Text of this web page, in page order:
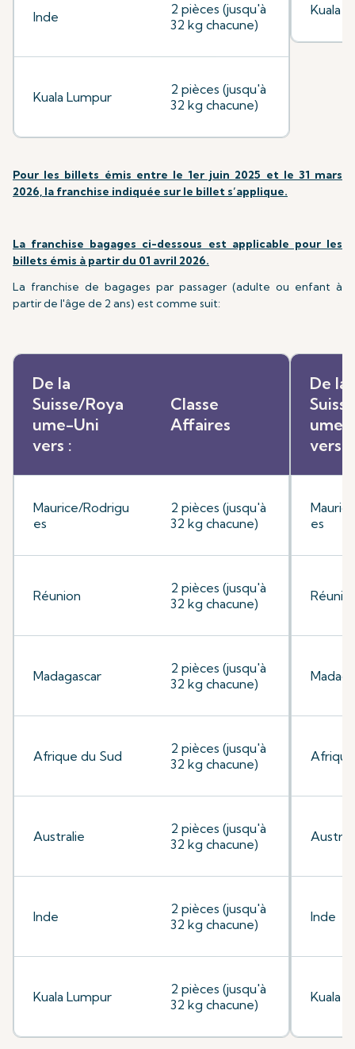
Inde
2 pièces (jusqu'à
32 kg chacune)
Kuala Lumpur
2 pièces (jusqu'à
32 kg chacune)
Kuala
Pour les billets émis entre le 1er juin 2025 et le 31 mars
2026, la franchise indiquée sur le billet s’applique.
La franchise bagages ci-dessous est applicable pour les
billets émis à partir du 01 avril 2026.
La franchise de bagages par passager (adulte ou enfant à
partir de l'âge de 2 ans) est comme suit:
De la
Suisse/Roya
ume-Uni
vers :
Classe
Affaires
Maurice/Rodrigu
es
2 pièces (jusqu'à
32 kg chacune)
Réunion
2 pièces (jusqu'à
32 kg chacune)
Madagascar
2 pièces (jusqu'à
32 kg chacune)
Afrique du Sud
2 pièces (jusqu'à
32 kg chacune)
Australie
2 pièces (jusqu'à
32 kg chacune)
Inde
2 pièces (jusqu'à
32 kg chacune)
Kuala Lumpur
2 pièces (jusqu'à
32 kg chacune)
De la
ume-
vers :
es
Inde
Kuala